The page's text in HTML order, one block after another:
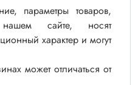
параметры товаров,
сайте, носят
характер и могут
может отличаться от